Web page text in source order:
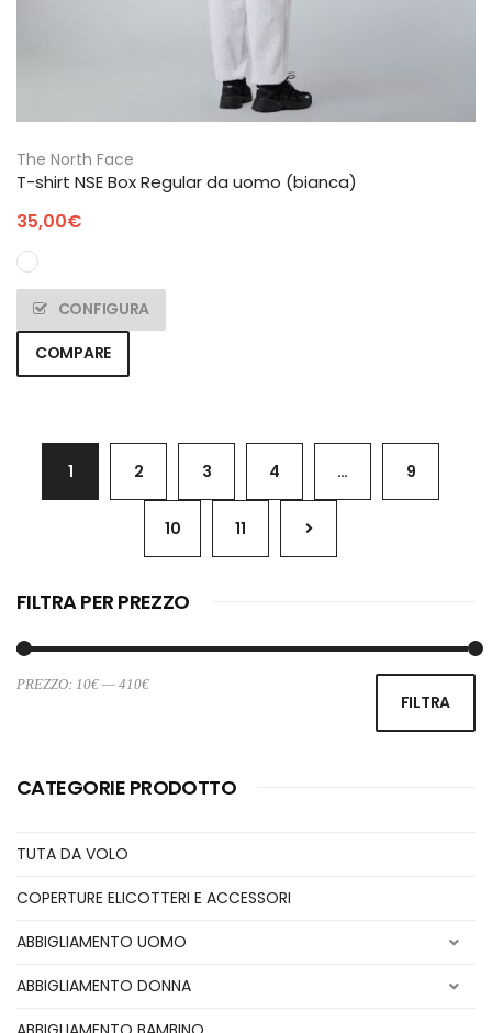
The North Face
T-shirt NSE Box Regular da uomo (bianca)
35,00€
CONFIGURA
COMPARE
1 2 3 4 … 9
10 11
FILTRA PER PREZZO
FILTRA
PREZZO: 10€ — 410€
CATEGORIE PRODOTTO
TUTA DA VOLO
COPERTURE ELICOTTERI E ACCESSORI
ABBIGLIAMENTO UOMO
ABBIGLIAMENTO DONNA